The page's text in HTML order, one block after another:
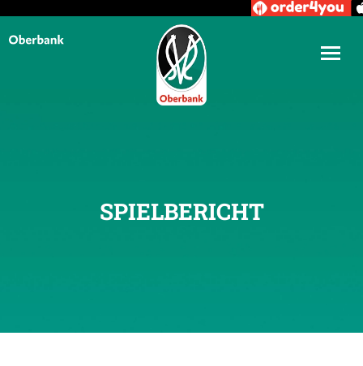
SPIELBERICHT